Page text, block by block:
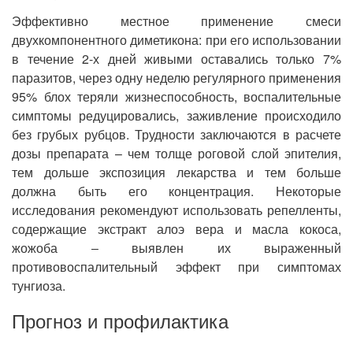
Эффективно местное применение смеси
двухкомпонентного диметикона: при его использовании
в течение 2-х дней живыми оставались только 7%
паразитов, через одну неделю регулярного применения
95% блох теряли жизнеспособность, воспалительные
симптомы редуцировались, заживление происходило
без грубых рубцов. Трудности заключаются в расчете
дозы препарата – чем толще роговой слой эпителия,
тем дольше экспозиция лекарства и тем больше
должна быть его концентрация. Некоторые
исследования рекомендуют использовать репелленты,
содержащие экстракт алоэ вера и масла кокоса,
жожоба ‒ выявлен их выраженный
противовоспалительный эффект при симптомах
тунгиоза.
Прогноз и профилактика